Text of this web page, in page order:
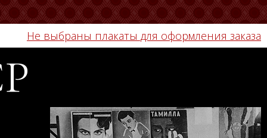
Не выбраны плакаты для оформления заказа